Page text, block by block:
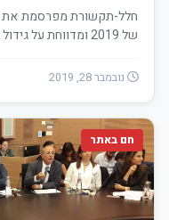
חלל-תקשורת מפרסמת את
של 2019 ומדווחת על גידול בהכנסות וברווחיות התפעולית
נובמבר 28, 2019
חם באתר